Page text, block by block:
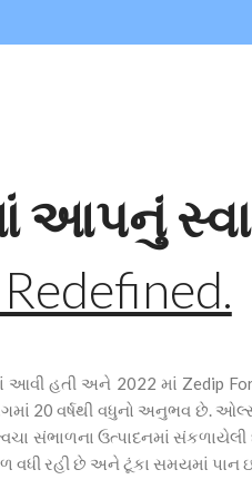
આપનું
હતી અને 2022 માં Zedip
20 વર્ષથી વધુનો અનુભવ છે.
સંભાળના ઉત્પાદનમાં
રહી છે અને ટૂંકા સમયમાં પાન